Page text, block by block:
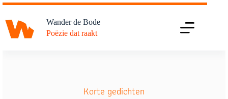
Ga
de
inhoud
Wander de Bode
Poëzie dat raakt
Korte gedichten